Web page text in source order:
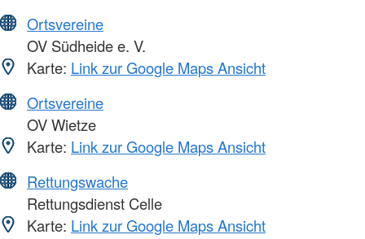
Ortsvereine
OV Südheide e. V.
Karte: Link zur Google Maps Ansicht
Ortsvereine
OV Wietze
Karte: Link zur Google Maps Ansicht
Rettungswache
Rettungsdienst Celle
Karte: Link zur Google Maps Ansicht